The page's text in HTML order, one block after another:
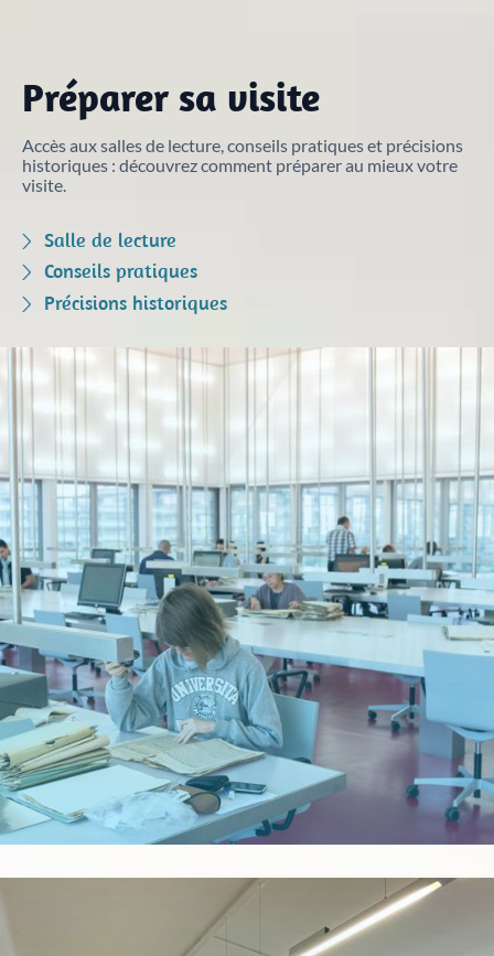
Préparer sa visite
Accès aux salles de lecture, conseils pratiques et précisions
historiques : découvrez comment préparer au mieux votre
visite.
Salle de lecture
Conseils pratiques
Précisions historiques
Métiers et fonctions